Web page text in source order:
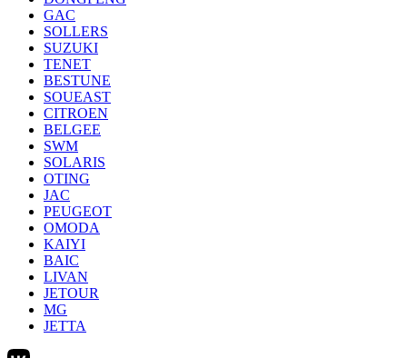
GAC
SOLLERS
SUZUKI
TENET
BESTUNE
SOUEAST
CITROEN
BELGEE
SWM
SOLARIS
OTING
JAC
PEUGEOT
OMODA
KAIYI
BAIC
LIVAN
JETOUR
MG
JETTA